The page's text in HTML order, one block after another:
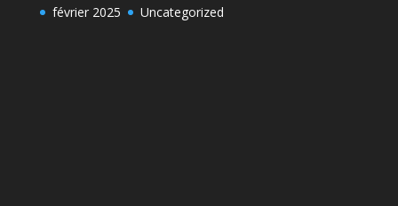
février 2025 Uncategorized